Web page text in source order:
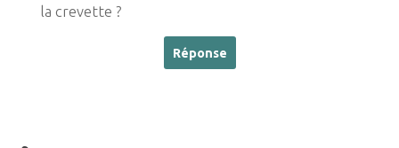
la crevette ?